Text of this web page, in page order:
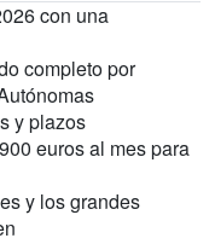
con una
completo por
y plazos
euros al mes para
y los grandes